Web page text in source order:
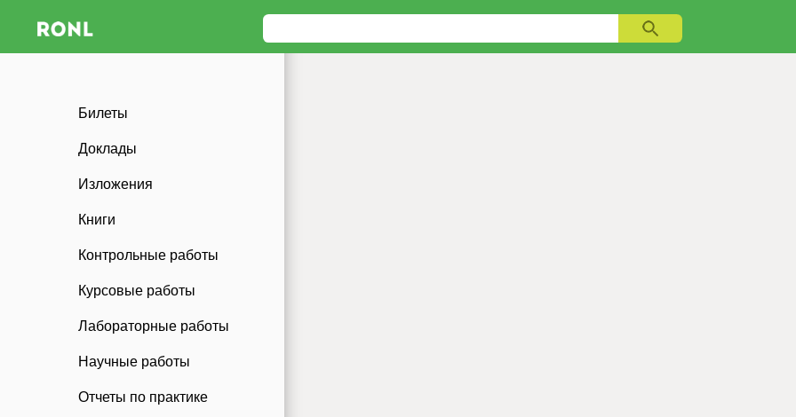
Билеты
Доклады
Изложения
Книги
Контрольные работы
Курсовые работы
Лабораторные работы
Научные работы
Отчеты по практике